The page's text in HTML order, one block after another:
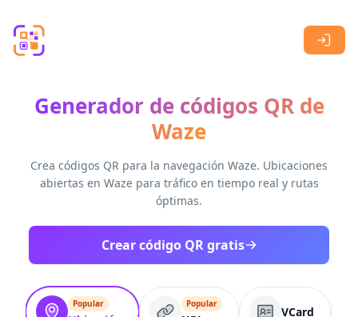
Generador de códigos QR de
Waze
Crea códigos QR para la navegación Waze. Ubicaciones
abiertas en Waze para tráfico en tiempo real y rutas
óptimas.
Crear código QR gratis
Popular Popular
VCard